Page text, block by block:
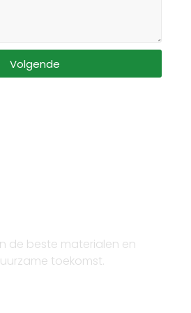
Volgende
de beste materialen en
toekomst.